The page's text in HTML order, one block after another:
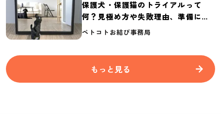
保護犬・保護猫のトライアルって
何？見極め方や失敗理由、準備に必
要なものを紹介
ペトコトお結び事務局
もっと見る